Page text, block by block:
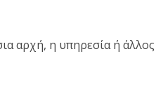
αρχή, η υπηρεσία ή